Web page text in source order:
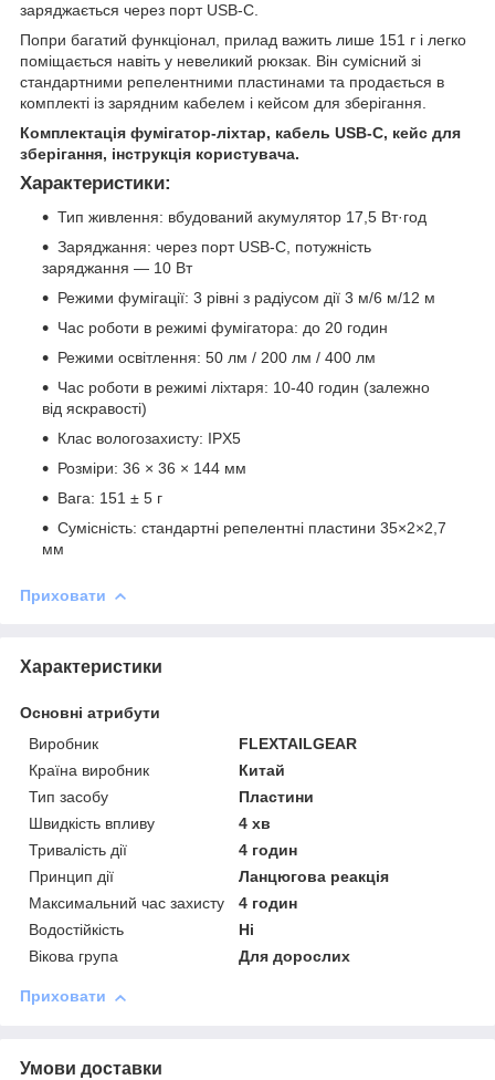
заряджається через порт USB-C.
Попри багатий функціонал, прилад важить лише 151 г і легко
поміщається навіть у невеликий рюкзак. Він сумісний зі
стандартними репелентними пластинами та продається в
комплекті із зарядним кабелем і кейсом для зберігання.
Комплектація фумігатор-ліхтар, кабель USB-C, кейс для
зберігання, інструкція користувача.
Характеристики:
Тип живлення: вбудований акумулятор 17,5 Вт·год
Заряджання: через порт USB-C, потужність
заряджання — 10 Вт
Режими фумігації: 3 рівні з радіусом дії 3 м/6 м/12 м
Час роботи в режимі фумігатора: до 20 годин
Режими освітлення: 50 лм / 200 лм / 400 лм
Час роботи в режимі ліхтаря: 10-40 годин (залежно
від яскравості)
Клас вологозахисту: IPX5
Розміри: 36 × 36 × 144 мм
Вага: 151 ± 5 г
Сумісність: стандартні репелентні пластини 35×2×2,7
мм
Приховати
Характеристики
Основні атрибути
Виробник
FLEXTAILGEAR
Країна виробник
Китай
Тип засобу
Пластини
Швидкість впливу
4 хв
Тривалість дії
4 годин
Принцип дії
Ланцюгова реакція
Максимальний час захисту
4 годин
Водостійкість
Ні
Вікова група
Для дорослих
Приховати
Умови доставки